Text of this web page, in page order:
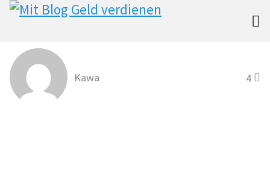

Kawa 4